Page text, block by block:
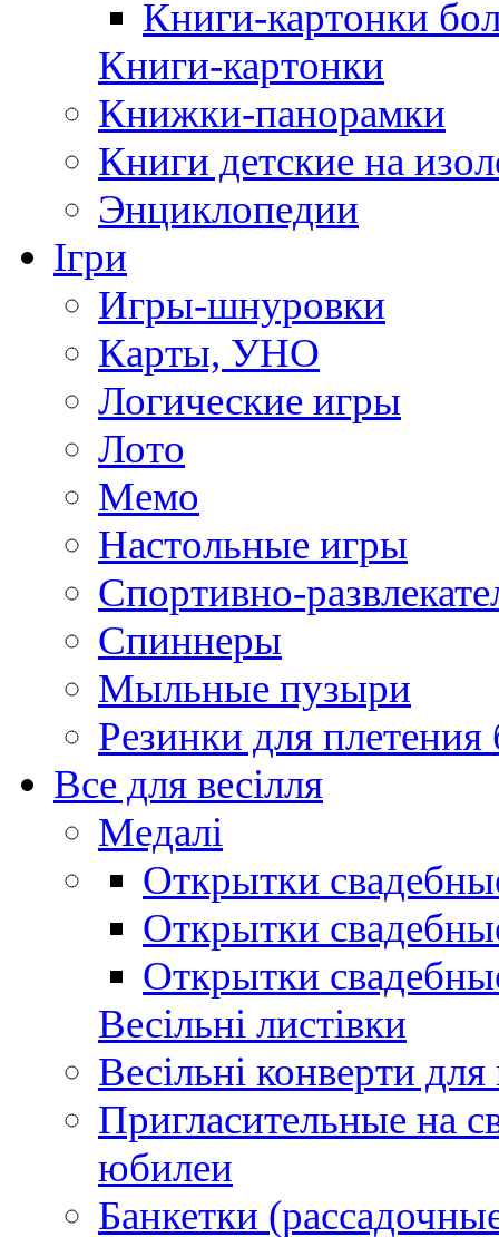
Книги-картонки
Книги-картонки
Книжки-панорамки
Книги детские на
Энциклопедии
Ігри
Игры-шнуровки
Карты, УНО
Логические игры
Лото
Мемо
Настольные игры
Спортивно-
Спиннеры
Мыльные пузыри
Резинки для плетения
Все для весілля
Медалі
Открытки
Открытки
Открытки
Весільні листівки
Весільні конверти
Пригласительные на
юбилеи
Банкетки